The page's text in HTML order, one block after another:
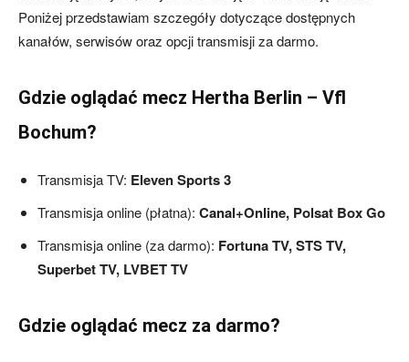
Poniżej przedstawiam szczegóły dotyczące dostępnych
kanałów, serwisów oraz opcji transmisji za darmo.
Gdzie oglądać mecz Hertha Berlin – Vfl
Bochum?
Transmisja TV: Eleven Sports 3
Transmisja online (płatna): Canal+Online, Polsat Box Go
Transmisja online (za darmo): Fortuna TV,STS TV,
Superbet TV, LVBET TV
Gdzie oglądać mecz za darmo?